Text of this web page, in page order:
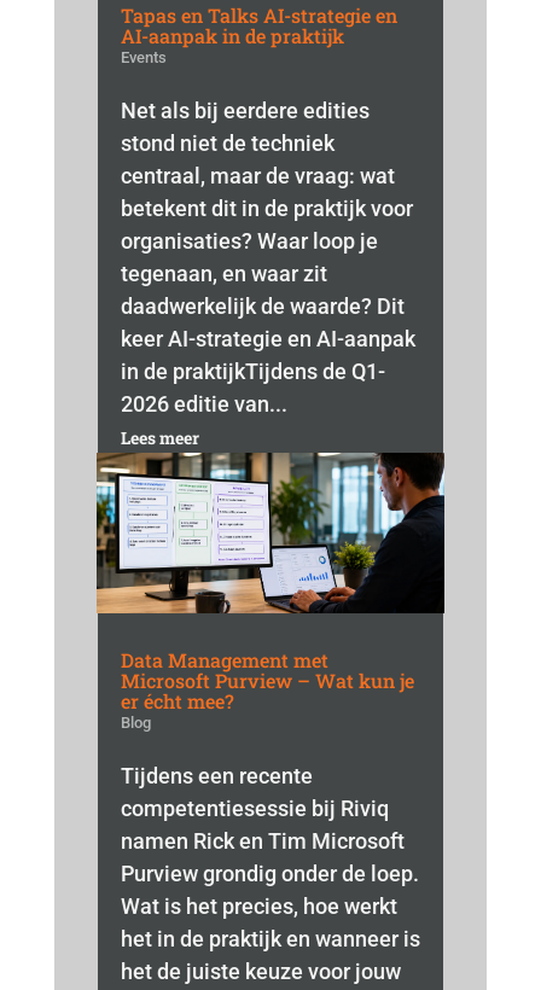
Tapas en Talks AI-strategie en
AI-aanpak in de praktijk
Events
Net als bij eerdere edities
stond niet de techniek
centraal, maar de vraag: wat
betekent dit in de praktijk voor
organisaties? Waar loop je
tegenaan, en waar zit
daadwerkelijk de waarde? Dit
keer AI-strategie en AI-aanpak
in de praktijkTijdens de Q1-
2026 editie van...
Lees meer
Data Management met
Microsoft Purview – Wat kun je
er écht mee?
Blog
Tijdens een recente
competentiesessie bij Riviq
namen Rick en Tim Microsoft
Purview grondig onder de loep.
Wat is het precies, hoe werkt
het in de praktijk en wanneer is
het de juiste keuze voor jouw